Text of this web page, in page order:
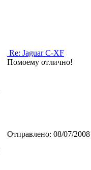
Re: Jaguar C-XF
Помоему отлично!
Отправлено: 08/07/